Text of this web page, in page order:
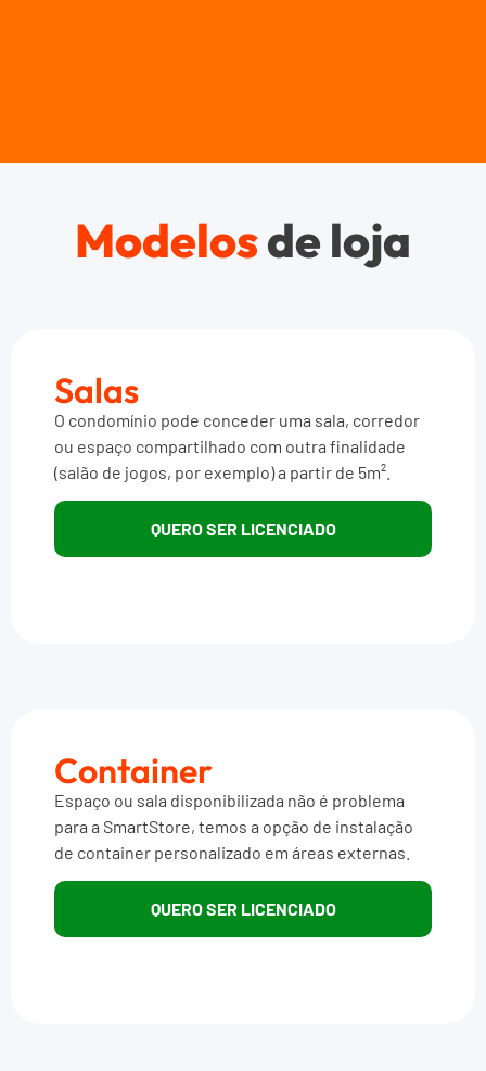
Modelosde loja
Salas
O condomínio pode conceder uma sala, corredor
ou espaço compartilhado com outra finalidade
(salão de jogos, por exemplo) a partir de 5m².
QUERO SER LICENCIADO
Container
Espaço ou sala disponibilizada não é problema
para a SmartStore, temos a opção de instalação
de container personalizado em áreas externas.
QUERO SER LICENCIADO